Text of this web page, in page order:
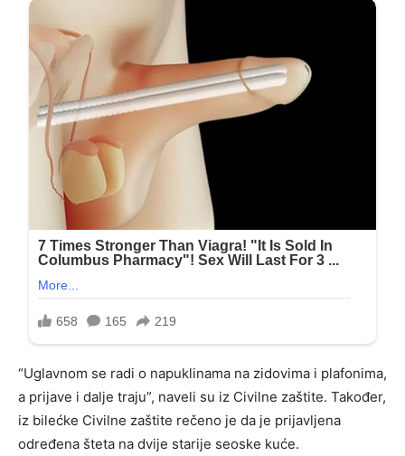
“Uglavnom se radi o napuklinama na zidovima i plafonima,
a prijave i dalje traju”, naveli su iz Civilne zaštite. Također,
iz bilećke Civilne zaštite rečeno je da je prijavljena
određena šteta na dvije starije seoske kuće.